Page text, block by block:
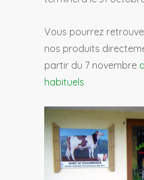
Vous pourrez
nos produits
partir du 7 novembre
habituels